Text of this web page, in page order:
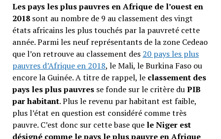
Les pays les plus pauvres en Afrique de l’ouest en
2018sont au nombre de 9 au classement des vingt
états africains les plus touchés par la pauvreté cette
année. Parmi les neuf représentants de la zone Cedeao
que l’on retrouve au classement des 20 pays les plus
pauvres d’Afrique en 2018, le Mali, le Burkina Faso ou
encore la Guinée. A titre de rappel, le classement des
pays les plus pauvresse fonde sur le critère duPIB
par habitant. Plus le revenu par habitant est faible,
plus l’état en question est considéré comme très
pauvre. C’est donc sur cette base que le Niger est
désigné comme le pays le plus pauvre en Afrique